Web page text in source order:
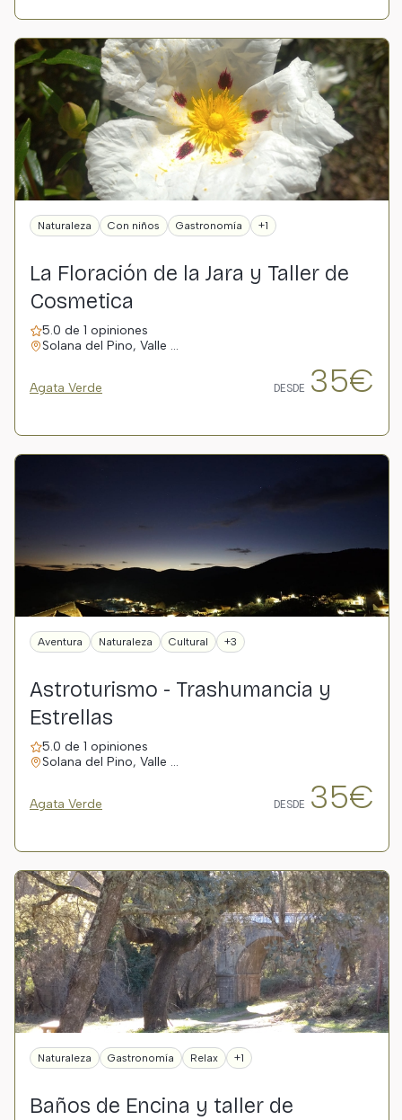
Naturaleza Con niños Gastronomía +1
La Floración de la Jara y Taller de
Cosmetica
5.0 de 1 opiniones
Solana del Pino, Valle …
Agata Verde DESDE 35€
Aventura Naturaleza Cultural +3
Astroturismo - Trashumancia y
Estrellas
5.0 de 1 opiniones
Solana del Pino, Valle …
Agata Verde DESDE 35€
Naturaleza Gastronomía Relax +1
Baños de Encina y taller de